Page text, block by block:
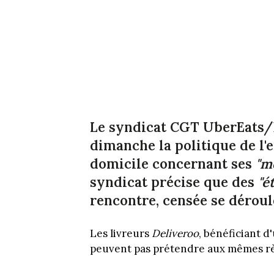
Le syndicat CGT
dimanche la politique de
domicile concernant ses
syndicat précise que des
rencontre, censée se
Les livreurs Deliveroo, bénéficiant
peuvent pas prétendre aux mêmes